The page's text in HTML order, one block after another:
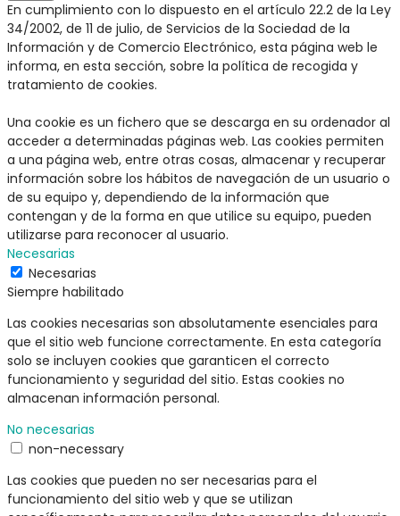
En cumplimiento con lo dispuesto en el artículo 22.2 de la Ley
34/2002, de 11 de julio, de Servicios de la Sociedad de la
Información y de Comercio Electrónico, esta página web le
informa, en esta sección, sobre la política de recogida y
tratamiento de cookies.
Una cookie es un fichero que se descarga en su ordenador al
acceder a determinadas páginas web. Las cookies permiten
a una página web, entre otras cosas, almacenar y recuperar
información sobre los hábitos de navegación de un usuario o
de su equipo y, dependiendo de la información que
contengan y de la forma en que utilice su equipo, pueden
utilizarse para reconocer al usuario.
Necesarias
Necesarias
Siempre habilitado
Las cookies necesarias son absolutamente esenciales para
que el sitio web funcione correctamente. En esta categoría
solo se incluyen cookies que garanticen el correcto
funcionamiento y seguridad del sitio. Estas cookies no
almacenan información personal.
No necesarias
non-necessary
Las cookies que pueden no ser necesarias para el
funcionamiento del sitio web y que se utilizan